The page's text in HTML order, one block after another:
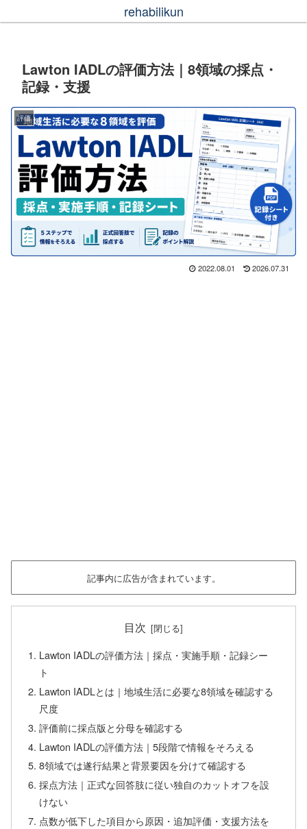
rehabilikun
Lawton IADLの評価方法｜8領域の採点・
記録・支援
評価
2022.08.01 2026.07.31
記事内に広告が含まれています。
目次
Lawton IADLの評価方法｜採点・実施手順・記録シー
ト
Lawton IADLとは｜地域生活に必要な8領域を確認する
尺度
評価前に採点版と分母を確認する
Lawton IADLの評価方法｜5段階で情報をそろえる
8領域では遂行結果と背景要因を分けて確認する
採点方法｜正式な回答肢に従い独自のカットオフを設
けない
点数が低下した項目から原因・追加評価・支援方法を